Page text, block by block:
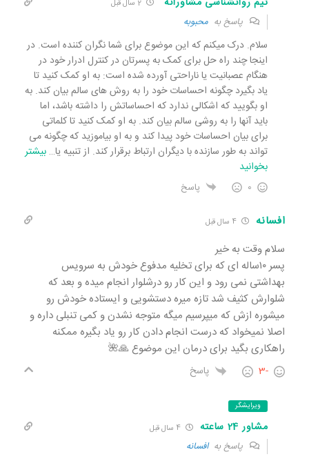
پاسخ به محبوبه
سلام. درک میکنم که این موضوع برای شما نگران کننده است. در
اینجا چند راه حل برای کمک به پسرتان در کنترل ادرار خود در
هنگام عصبانیت یا ناراحتی آورده شده است: به او کمک کنید تا
یاد بگیرد چگونه احساسات خود را به روش های سالم بیان کند. به
او بگویید که اشکالی ندارد که احساساتش را داشته باشد، اما
باید آنها را به روشی سالم بیان کند. به او کمک کنید تا کلماتی
برای بیان احساسات خود پیدا کند و به او بیاموزید که چگونه می
تواند به طور سازنده با دیگران ارتباط برقرار کند. از تنبیه یا… بیشتر
بخوانید
0 پاسخ
افسانه
سلام وقت به خیر
پسر ۱۰ساله ای که برای تخلیه مدفوع خودش به سرویس
بهداشتی نمی رود و این کار رو درشلوار انجام میده و بعد که
شلوارش کثیف شد تازه میره دستشویی و ایستاده خودش رو
میشوره ازش که میپرسیم میگه متوجه نشدن و کمی تنبلی داره و
اصلا نمیخواد که درست انجام دادن کار رو یاد بگیره ممکنه
راهکاری بگید برای درمان این موضوع 🙏🌺
-3 پاسخ
ویرایشگر
مشاور 24 ساعته 4 سال قبل
پاسخ بهافسانه